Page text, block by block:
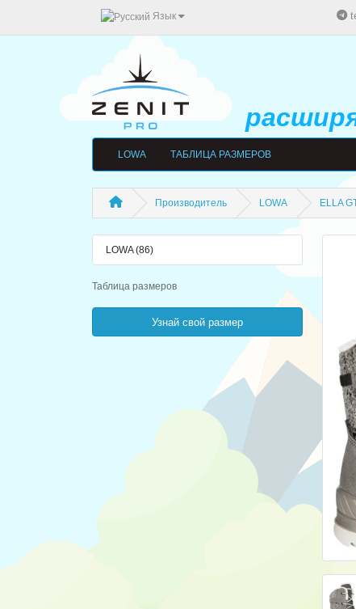
Язык
LOWA ТАБЛИЦА РАЗМЕРОВ
Производитель LOWA ELLA
LOWA (86)
Таблица размеров
Узнай свой размер